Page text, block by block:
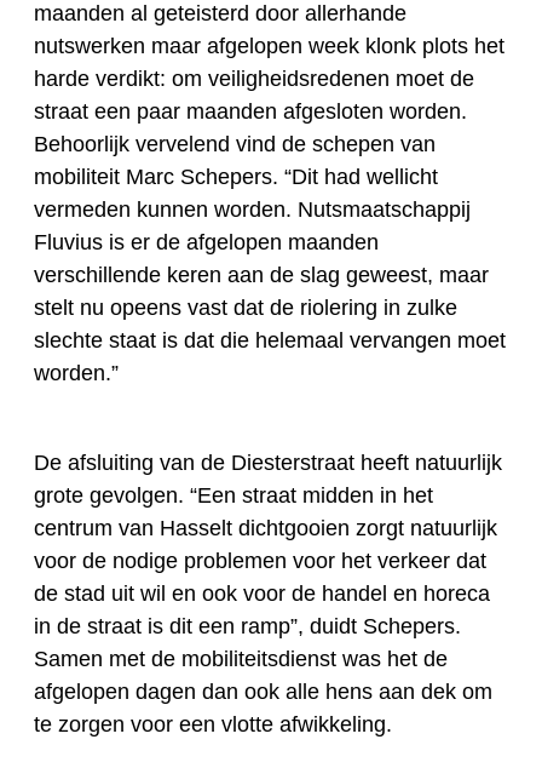
maanden al geteisterd door allerhande
nutswerken maar afgelopen week klonk plots het
harde verdikt: om veiligheidsredenen moet de
straat een paar maanden afgesloten worden.
Behoorlijk vervelend vind de schepen van
mobiliteit Marc Schepers. “Dit had wellicht
vermeden kunnen worden. Nutsmaatschappij
Fluvius is er de afgelopen maanden
verschillende keren aan de slag geweest, maar
stelt nu opeens vast dat de riolering in zulke
slechte staat is dat die helemaal vervangen moet
worden.”
De afsluiting van de Diesterstraat heeft natuurlijk
grote gevolgen. “Een straat midden in het
centrum van Hasselt dichtgooien zorgt natuurlijk
voor de nodige problemen voor het verkeer dat
de stad uit wil en ook voor de handel en horeca
in de straat is dit een ramp”, duidt Schepers.
Samen met de mobiliteitsdienst was het de
afgelopen dagen dan ook alle hens aan dek om
te zorgen voor een vlotte afwikkeling.